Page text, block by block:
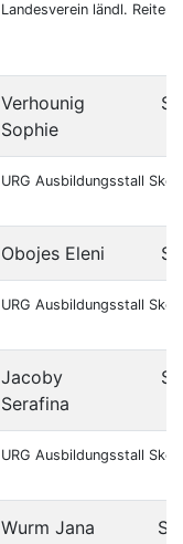
Landesverein ländl. Reiter,
Verhounig
Sophie
S
URG Ausbildungsstall
Obojes Eleni S
URG Ausbildungsstall
Jacoby
Serafina
S
URG Ausbildungsstall
Wurm Jana St